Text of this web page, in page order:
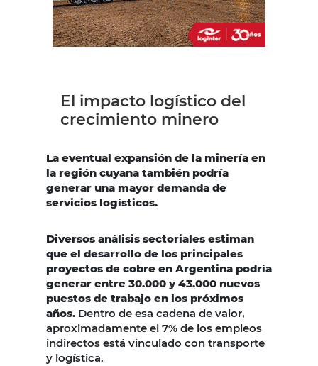
El impacto logístico del
crecimiento minero
La eventual expansión de la minería en
la región cuyana también podría
generar una mayor demanda de
servicios logísticos.
Diversos análisis sectoriales estiman
que el desarrollo de los principales
proyectos de cobre en Argentina podría
generar entre 30.000 y 43.000 nuevos
puestos de trabajo en los próximos
años. Dentro de esa cadena de valor,
aproximadamente el 7% de los empleos
indirectos está vinculado con transporte
y logística.